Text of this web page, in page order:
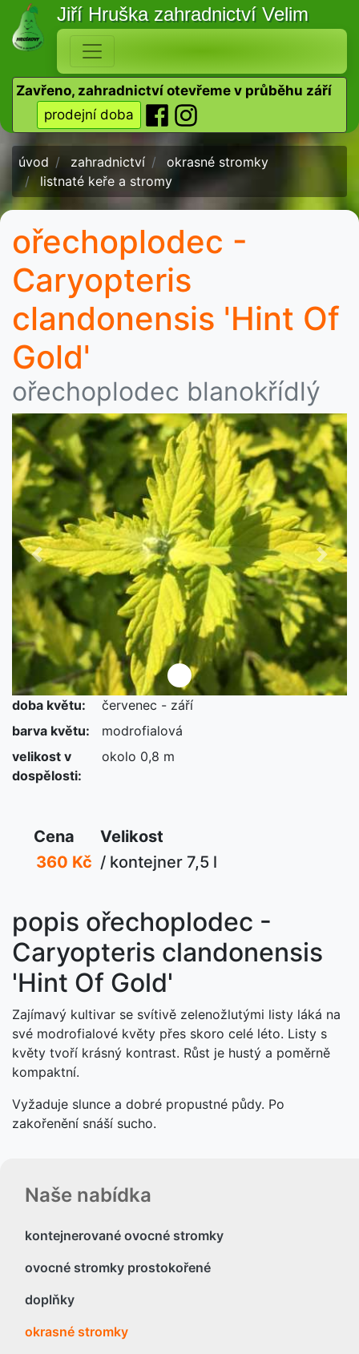
Jiří Hruška zahradnictví Velim
Zavřeno, zahradnictví otevřeme v průběhu září
prodejní doba
úvod zahradnictví
okrasné stromky
listnaté keře a stromy
Naše nabídka
kontejnerované ovocné stromky
ovocné stromky prostokořené
doplňky
okrasné stromky
ořechoplodec -
Caryopteris
clandonensis 'Hint Of
Gold'
ořechoplodec blanokřídlý
Předchozí Další
doba květu:
červenec - září
barva květu:
modrofialová
velikost v
dospělosti:
okolo 0,8 m
Cena
Velikost
360 Kč / kontejner 7,5 l
popis ořechoplodec -
Caryopteris clandonensis
'Hint Of Gold'
Zajímavý kultivar se svítivě zelenožlutými listy láká na
své modrofialové květy přes skoro celé léto. Listy s
květy tvoří krásný kontrast. Růst je hustý a poměrně
kompaktní.
Vyžaduje slunce a dobré propustné půdy. Po
zakořenění snáší sucho.